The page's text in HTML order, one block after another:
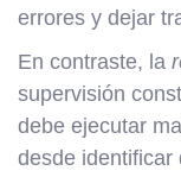
errores y dejar
En contraste, la
supervisión
debe ejecutar
desde identificar